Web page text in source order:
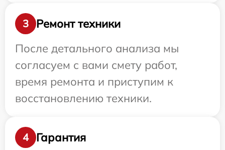
3
Ремонт техники
После детального анализа мы
согласуем с вами смету работ,
время ремонта и приступим к
восстановлению техники.
4 Гарантия